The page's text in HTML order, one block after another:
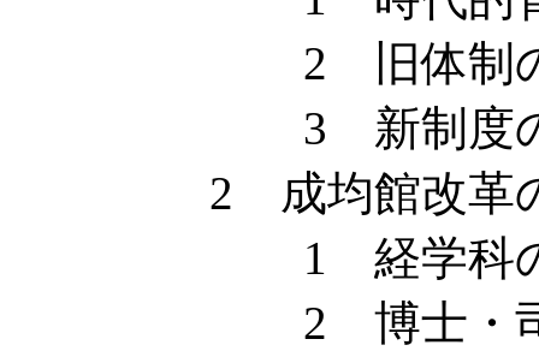
2 旧体制の教
3 新制度の
2 成均館改革の
1 経学科の
2 博士・司